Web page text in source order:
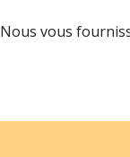
Nous vous